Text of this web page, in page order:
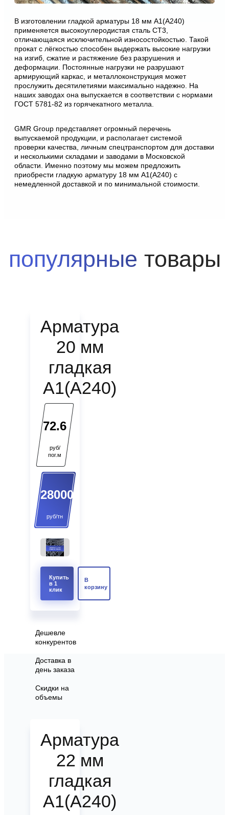
В изготовлении гладкой арматуры 18 мм А1(А240)
применяется высокоуглеродистая сталь СТ3,
отличающаяся исключительной износостойкостью. Такой
прокат с лёгкостью способен выдержать высокие нагрузки
на изгиб, сжатие и растяжение без разрушения и
деформации. Постоянные нагрузки не разрушают
армирующий каркас, и металлоконструкция может
прослужить десятилетиями максимально надежно. На
наших заводах она выпускается в соответствии с нормами
ГОСТ 5781-82 из горячекатного металла.
GMR Group представляет огромный перечень
выпускаемой продукции, и располагает системой
проверки качества, личным спецтранспортом для доставки
и несколькими складами и заводами в Московской
области. Именно поэтому мы можем предложить
приобрести гладкую арматуру 18 мм А1(А240) с
немедленной доставкой и по минимальной стоимости.
популярные товары
Арматура
20 мм
гладкая
А1(А240)
72.6
руб/
пог.м
28000
руб/тн
Купить
в 1
клик
В
корзину
Дешевле
конкурентов
Доставка в
день заказа
Скидки на
объемы
Арматура
22 мм
гладкая
А1(А240)